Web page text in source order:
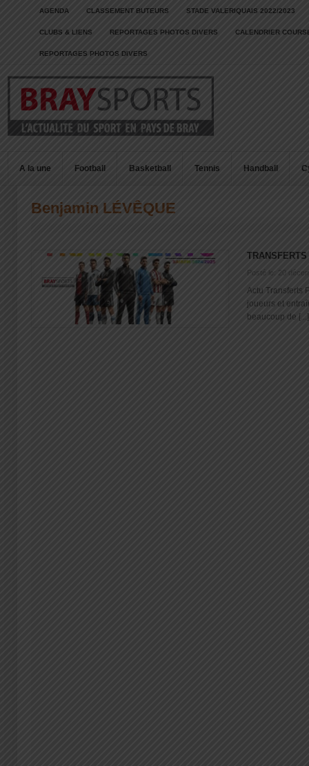
AGENDA CLASSEMENT BUTEURS STADE VALERIQUAIS 2022/2023
CLUBS & LIENS REPORTAGES PHOTOS DIVERS CALENDRIER
REPORTAGES PHOTOS DIVERS
A la une Football Basketball Tennis Handball
Benjamin LÉVÊQUE
TRANSFERTS
Posté le: 20
Actu Transferts
joueurs et
beaucoup de [...]